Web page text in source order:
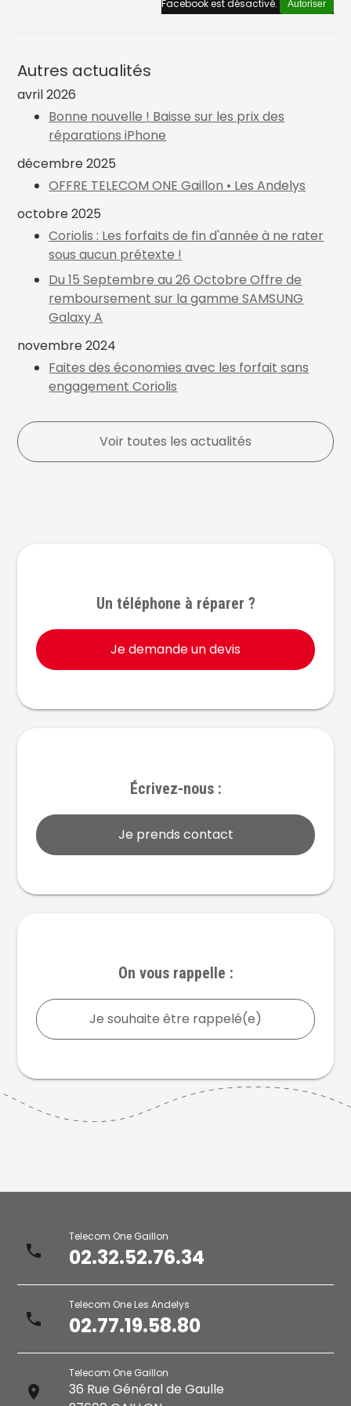
Facebook est désactivé. Autoriser
Autres actualités
avril 2026
Bonne nouvelle ! Baisse sur les prix des
réparations iPhone
décembre 2025
OFFRE TELECOM ONE Gaillon • Les Andelys
octobre 2025
Coriolis : Les forfaits de fin d'année à ne rater
sous aucun prétexte !
Du 15 Septembre au 26 Octobre Offre de
remboursement sur la gamme SAMSUNG
Galaxy A
novembre 2024
Faites des économies avec les forfait sans
engagement Coriolis
Voir toutes les actualités
Un téléphone à réparer ?
Je demande un devis
Écrivez-nous :
Je prends contact
On vous rappelle :
Je souhaite être rappelé(e)
phone
Telecom One Gaillon
02.32.52.76.34
phone
Telecom One Les Andelys
02.77.19.58.80
place
Telecom One Gaillon
36 Rue Général de Gaulle